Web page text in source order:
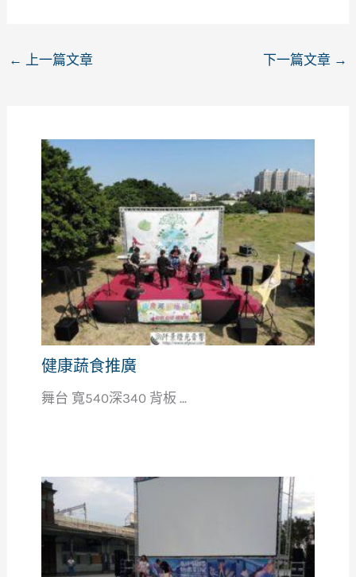
← 上一篇文章 下一篇文章 →
健康蔬食推廣
舞台 寬540深340 背板 ...